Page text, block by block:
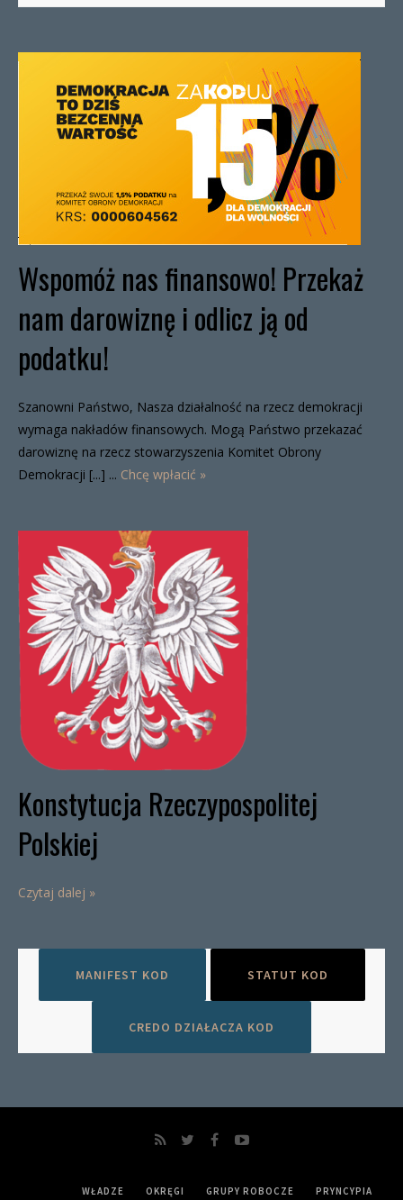
Wspomóż nas finansowo! Przekaż
nam darowiznę i odlicz ją od
podatku!
Szanowni Państwo, Nasza działalność na rzecz demokracji
wymaga nakładów finansowych. Mogą Państwo przekazać
darowiznę na rzecz stowarzyszenia Komitet Obrony
Demokracji [...] ... Chcę wpłacić »
Konstytucja Rzeczypospolitej
Polskiej
Czytaj dalej »
MANIFEST KOD STATUT KOD
CREDO DZIAŁACZA KOD
WŁADZE OKRĘGI GRUPY ROBOCZE PRYNCYPIA